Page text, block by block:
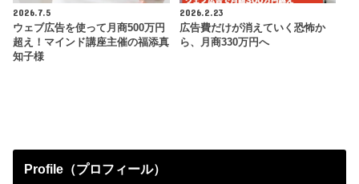
2026.7.5
ウェブ広告を使って月商500万円
超え！マインド講座主催の福添真
知子様
2026.2.23
広告費だけが消えていく恐怖か
ら、月商330万円へ
Profile（プロフィール）